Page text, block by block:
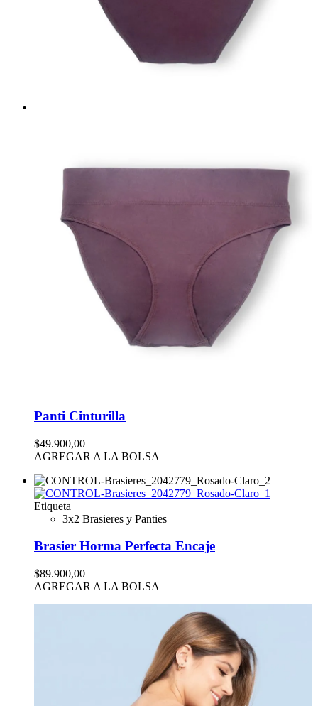
Panti Cinturilla
$49.900,00
AGREGAR A LA BOLSA
Etiqueta
3x2 Brasieres y Panties
Brasier Horma Perfecta Encaje
$89.900,00
AGREGAR A LA BOLSA